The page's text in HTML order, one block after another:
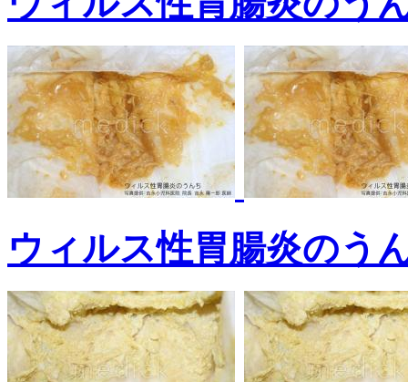
ウィルス性胃腸炎のう